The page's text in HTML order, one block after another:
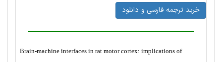
خرید ترجمه فارسی و دانلود
Brain-machine interfaces in rat motor cortex: implications of